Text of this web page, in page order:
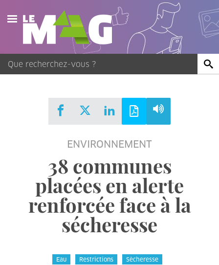
Actualités
Agenda
Publications
ENVIRONNEMENT
38 communes
placées en alerte
renforcée face à la
sécheresse
Eau Restrictions Sècheresse